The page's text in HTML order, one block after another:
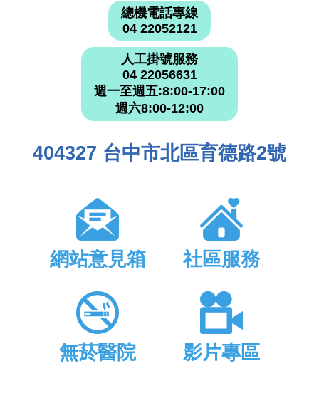
總機電話專線
04 22052121
人工掛號服務
04 22056631
週一至週五:8:00-17:00
週六8:00-12:00
404327 台中市北區育德路2號
網站意見箱 社區服務
無菸醫院 影片專區